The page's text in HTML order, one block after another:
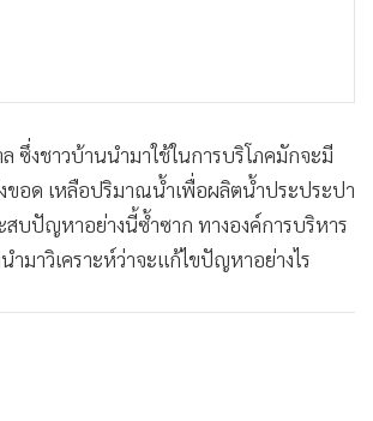
ซึ่งชาวบ้านนำมาใช้ในการบริโภคมักจะมี
อด เหลือปริมาณน้ำเพื่อผลิตน้ำประประปา
สบปัญหาอย่างนี้ซ้ำซาก ทางองค์การบริหาร
มาวิเคราะห์ว่าจะแก้ไขปัญหาอย่างไร